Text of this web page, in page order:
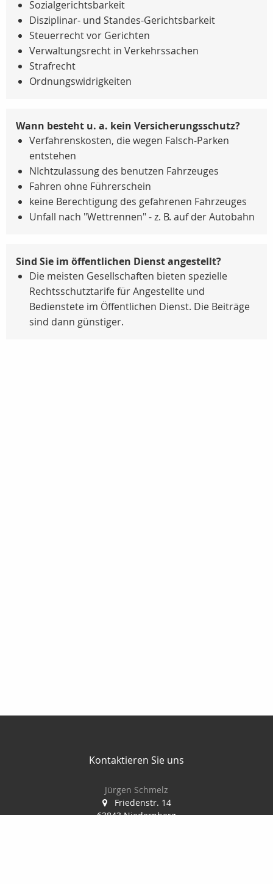
Sozialgerichtsbarkeit
Disziplinar- und Standes-Gerichtsbarkeit
Steuerrecht vor Gerichten
Verwaltungsrecht in Verkehrssachen
Strafrecht
Ordnungswidrigkeiten
Wann besteht u. a. kein Versicherungsschutz?
Verfahrenskosten, die wegen Falsch-Parken
entstehen
NIchtzulassung des benutzen Fahrzeuges
Fahren ohne Führerschein
keine Berechtigung des gefahrenen Fahrzeuges
Unfall nach "Wettrennen" - z. B. auf der Autobahn
Sind Sie im öffentlichen Dienst angestellt?
Die meisten Gesellschaften bieten spezielle
Rechtsschutztarife für Angestellte und
Bedienstete im Öffentlichen Dienst. Die Beiträge
sind dann günstiger.
Kontaktieren Sie uns
Jürgen Schmelz
Friedenstr. 14
63843 Niedernberg